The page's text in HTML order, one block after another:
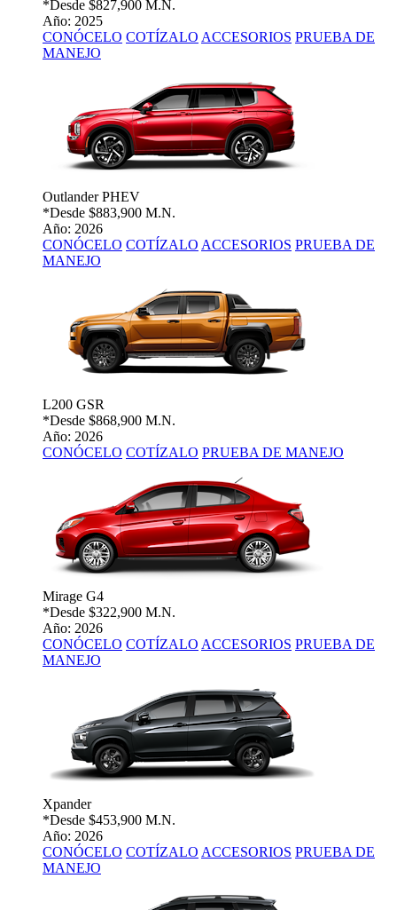
*Desde $827,900 M.N.
Año: 2025
CONÓCELO COTÍZALO ACCESORIOS PRUEBA DE
MANEJO
Outlander PHEV
*Desde $883,900 M.N.
Año: 2026
CONÓCELO COTÍZALO ACCESORIOS PRUEBA DE
MANEJO
L200 GSR
*Desde $868,900 M.N.
Año: 2026
CONÓCELO COTÍZALO PRUEBA DE MANEJO
Mirage G4
*Desde $322,900 M.N.
Año: 2026
CONÓCELO COTÍZALO ACCESORIOS PRUEBA DE
MANEJO
Xpander
*Desde $453,900 M.N.
Año: 2026
CONÓCELO COTÍZALO ACCESORIOS PRUEBA DE
MANEJO